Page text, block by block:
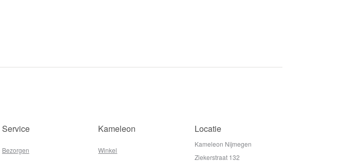
Service
Bezorgen
Kameleon
Winkel
Locatie
Kameleon Nijmegen
Ziekerstraat 132